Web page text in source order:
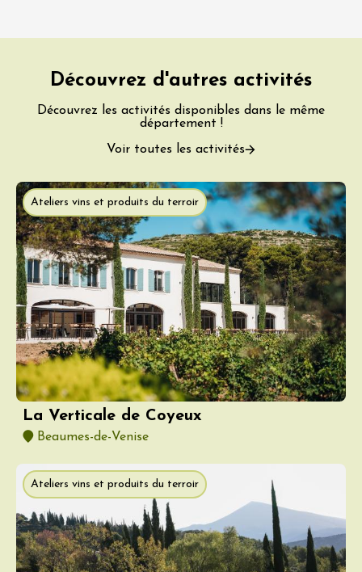
Découvrez d'autres activités
Découvrez les activités disponibles dans le même
département !
Voir toutes les activités
Ateliers vins et produits du terroir
La Verticale de Coyeux
Beaumes-de-Venise
Ateliers vins et produits du terroir